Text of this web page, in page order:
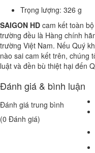
Trọng lượng: 326 g
SAIGON HD cam kết toàn
trường đều là Hàng chính
trường Việt Nam. Nếu Quý
nào sai cam kết trên, chúng
luật và đền bù thiệt hại đến
Đánh giá & bình luận
Đánh giá trung bình
(0 Đánh giá)